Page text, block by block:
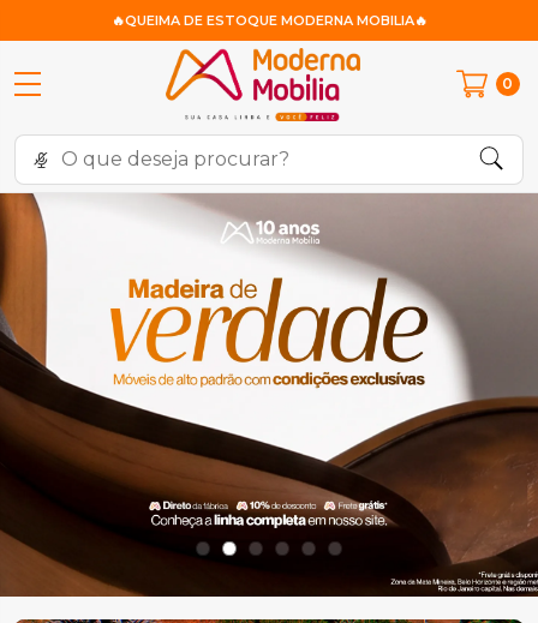
🔥QUEIMA DE ESTOQUE MODERNA MOBILIA🔥
0